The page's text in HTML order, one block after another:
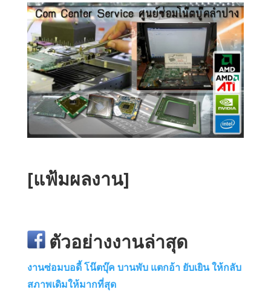
[แฟ้มผลงาน]
ตัวอย่างงานล่าสุด
งานซ่อมบอดี้ โน๊ตบุ๊ค บานพับ แตกอ้า ยับเยิน ให้กลับ
สภาพเดิมให้มากที่สุด